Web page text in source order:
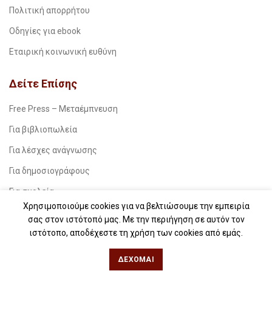
Πολιτική απορρήτου
Οδηγίες για ebook
Εταιρική κοινωνική ευθύνη
Δείτε Επίσης
Free Press – Μεταέμπνευση
Για βιβλιοπωλεία
Για λέσχες ανάγνωσης
Για δημοσιογράφους
Για σχολεία
Για βιβλιοφιλικές ομάδες
Χρησιμοποιούμε cookies για να βελτιώσουμε την εμπειρία
σας στον ιστότοπό μας. Με την περιήγηση σε αυτόν τον
ιστότοπο, αποδέχεστε τη χρήση των cookies από εμάς.
ΔΈΧΟΜΑΙ